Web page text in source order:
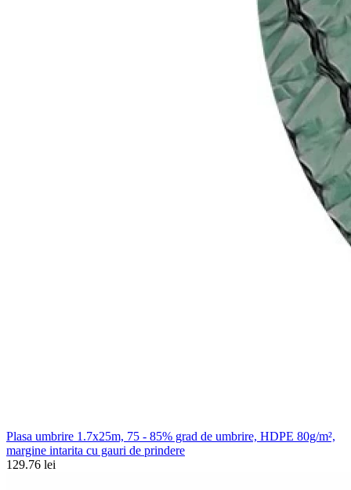
Plasa umbrire 1.7x25m, 75 - 85% grad de umbrire, HDPE 80g/m²,
margine intarita cu gauri de prindere
129.76 lei